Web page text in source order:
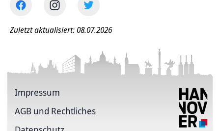
Zuletzt aktualisiert: 08.07.2026
Impressum
AGB und Rechtliches